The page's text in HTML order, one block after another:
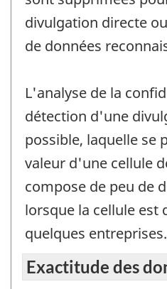
divulgation directe
de données
L'analyse de la
détection d'une
possible, laquelle se
valeur d'une cellule
compose de peu de
lorsque la cellule est
quelques entreprises.
Exactitude des